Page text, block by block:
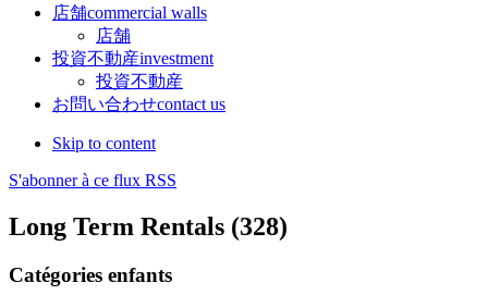
店舗commercial walls
店舗
投資不動産investment
投資不動産
お問い合わせcontact us
Skip to content
S'abonner à ce flux RSS
Long Term Rentals (328)
Catégories enfants